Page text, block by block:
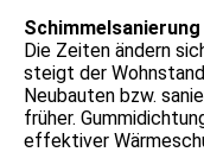
Die Zeiten ändern
steigt der
Neubauten bzw.
früher.
effektiver